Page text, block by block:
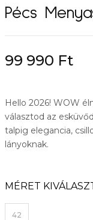
Pécs
99 990 Ft
Hello 2026! WOW
választod az
talpig elegancia,
lányoknak.
MÉRET
42